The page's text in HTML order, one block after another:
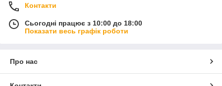
Контакти
Сьогодні працює з 10:00 до 18:00
Показати весь графік роботи
Про нас